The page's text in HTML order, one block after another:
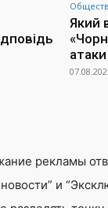
Який
рекламы
и